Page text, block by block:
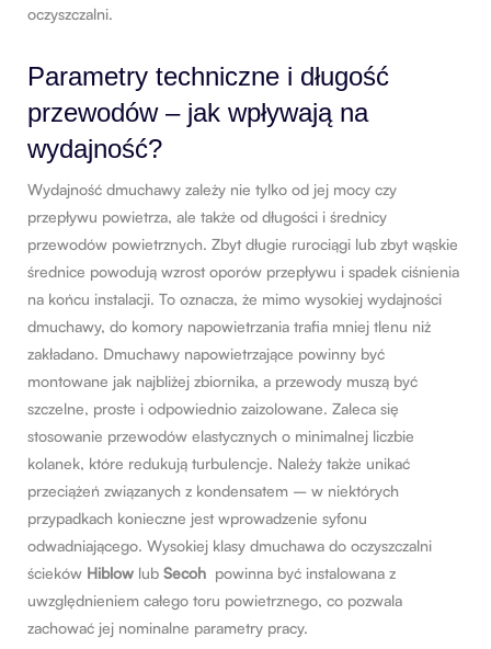
oczyszczalni.
Parametry techniczne i długość
przewodów – jak wpływają na
wydajność?
Wydajność dmuchawy zależy nie tylko od jej mocy czy
przepływu powietrza, ale także od długości i średnicy
przewodów powietrznych. Zbyt długie rurociągi lub zbyt wąskie
średnice powodują wzrost oporów przepływu i spadek ciśnienia
na końcu instalacji. To oznacza, że mimo wysokiej wydajności
dmuchawy, do komory napowietrzania trafia mniej tlenu niż
zakładano. Dmuchawy napowietrzające powinny być
montowane jak najbliżej zbiornika, a przewody muszą być
szczelne, proste i odpowiednio zaizolowane. Zaleca się
stosowanie przewodów elastycznych o minimalnej liczbie
kolanek, które redukują turbulencje. Należy także unikać
przeciążeń związanych z kondensatem – w niektórych
przypadkach konieczne jest wprowadzenie syfonu
odwadniającego. Wysokiej klasy dmuchawa do oczyszczalni
ścieków Hiblow lub Secoh powinna być instalowana z
uwzględnieniem całego toru powietrznego, co pozwala
zachować jej nominalne parametry pracy.